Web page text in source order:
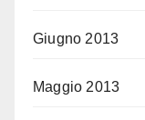
Giugno 2013
Maggio 2013